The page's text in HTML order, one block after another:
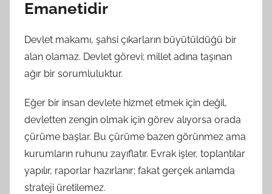
Emanetidir
Devlet makamı, şahsi çıkarların büyütüldüğü bir
alan olamaz. Devlet görevi; millet adına taşınan
ağır bir sorumluluktur.
Eğer bir insan devlete hizmet etmek için değil,
devletten zengin olmak için görev alıyorsa orada
çürüme başlar. Bu çürüme bazen görünmez ama
kurumların ruhunu zayıflatır. Evrak işler, toplantılar
yapılır, raporlar hazırlanır; fakat gerçek anlamda
strateji üretilemez.